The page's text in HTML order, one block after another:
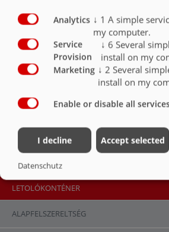
Tömlő tartó a homlokfalon
Mechanikusan állítható homlokfal 2 méter
Homlokfal lépcsősen hidraulikusan állítható
hidraulikus tolóplató körbefutó poliuretán
tömítőlécekkel,a legjobb tömítés , tömlővezető
LETOLÓKONTÉNER
ALAPFELSZERELTSÉG
Analytics ↓ 1 A simple
my computer.
Service
Provision
↓ 6 Several
install on my
Marketing ↓ 2 Several
install on my
Enable or disable all
I decline Accept selected
Datenschutz